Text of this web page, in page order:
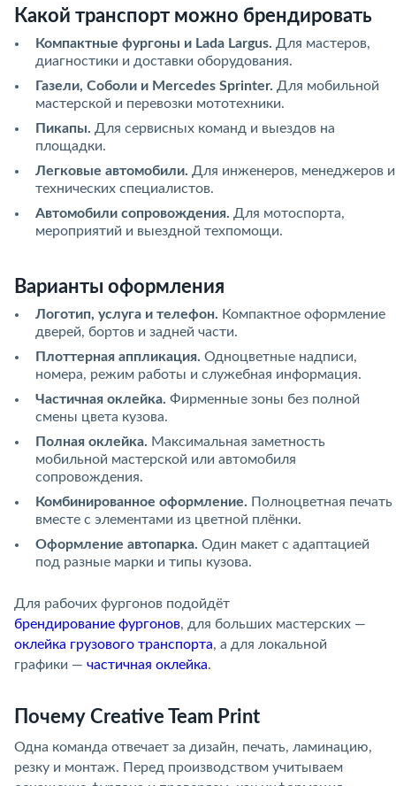
Какой транспорт можно брендировать
Компактные фургоны и Lada Largus. Для мастеров,
диагностики и доставки оборудования.
Газели, Соболи и Mercedes Sprinter. Для мобильной
мастерской и перевозки мототехники.
Пикапы. Для сервисных команд и выездов на
площадки.
Легковые автомобили. Для инженеров, менеджеров и
технических специалистов.
Автомобили сопровождения. Для мотоспорта,
мероприятий и выездной техпомощи.
Варианты оформления
Логотип, услуга и телефон. Компактное оформление
дверей, бортов и задней части.
Плоттерная аппликация. Одноцветные надписи,
номера, режим работы и служебная информация.
Частичная оклейка. Фирменные зоны без полной
смены цвета кузова.
Полная оклейка. Максимальная заметность
мобильной мастерской или автомобиля
сопровождения.
Комбинированное оформление. Полноцветная печать
вместе с элементами из цветной плёнки.
Оформление автопарка. Один макет с адаптацией
под разные марки и типы кузова.
Для рабочих фургонов подойдёт
брендирование фургонов, для больших мастерских —
оклейка грузового транспорта, а для локальной
графики — частичная оклейка.
Почему Creative Team Print
Одна команда отвечает за дизайн, печать, ламинацию,
резку и монтаж. Перед производством учитываем